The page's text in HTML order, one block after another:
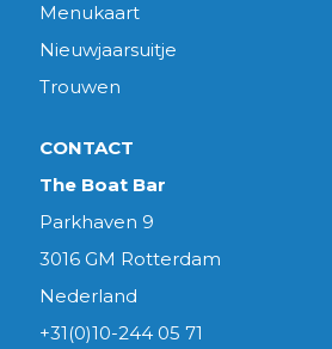
Menukaart
Nieuwjaarsuitje
Trouwen
CONTACT
The Boat Bar
Parkhaven 9
3016 GM Rotterdam
Nederland
+31(0)10-244 05 71